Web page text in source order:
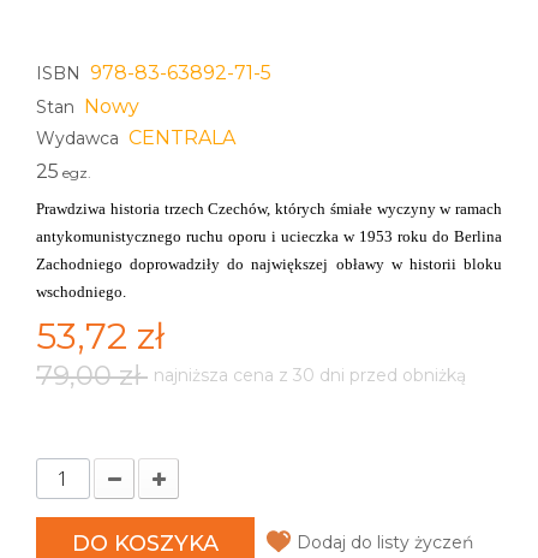
ISBN 978-83-63892-71-5
Stan Nowy
Wydawca CENTRALA
25 egz.
Prawdziwa historia trzech Czechów, których śmiałe wyczyny w ramach
antykomunistycznego ruchu oporu i ucieczka w 1953 roku do Berlina
Zachodniego doprowadziły do największej obławy w historii bloku
wschodniego.
53,72 zł
79,00 zł najniższa cena z 30 dni przed obniżką
DO KOSZYKA Dodaj do listy życzeń